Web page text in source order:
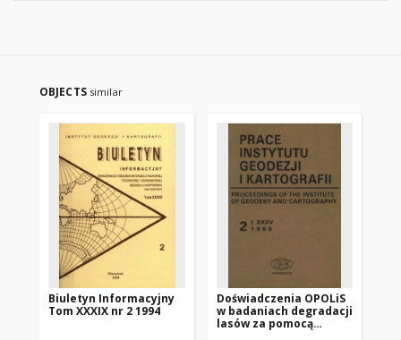
OBJECTS similar
Biuletyn Informacyjny
Tom XXXIX nr 2 1994
Doświadczenia OPOLiS
w badaniach degradacji
lasów za pomocą